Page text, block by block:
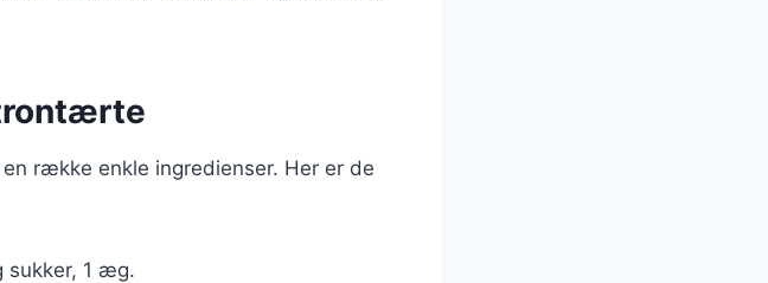
række enkle ingredienser. Her er de
sukker, 1 æg.